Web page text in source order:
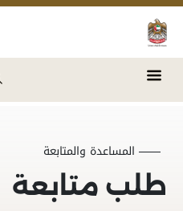
المساعدة والمتابعة
طلب متابعة